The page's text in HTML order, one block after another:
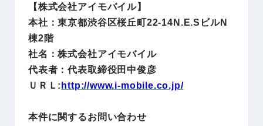
【株式会社アイモバイル】
本社：東京都渋谷区桜丘町22-14N.E.SビルN
棟2階
社名：株式会社アイモバイル
代表者：代表取締役田中俊彦
ＵＲＬ:http://www.i-mobile.co.jp/
本件に関するお問い合わせ